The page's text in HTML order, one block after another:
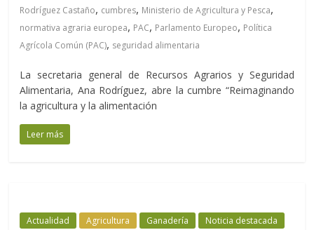
Rodríguez Castaño, cumbres, Ministerio de Agricultura y Pesca,
normativa agraria europea, PAC, Parlamento Europeo, Política
Agrícola Común (PAC), seguridad alimentaria
La secretaria general de Recursos Agrarios y Seguridad
Alimentaria, Ana Rodríguez, abre la cumbre “Reimaginando
la agricultura y la alimentación
Leer más
Actualidad Agricultura Ganadería Noticia destacada